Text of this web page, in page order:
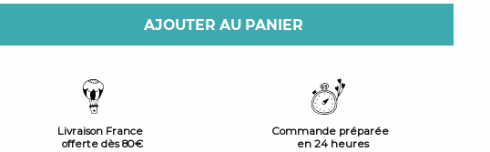
AJOUTER AU PANIER
Livraison France
offerte dès 80€
Commande préparée
en 24 heures